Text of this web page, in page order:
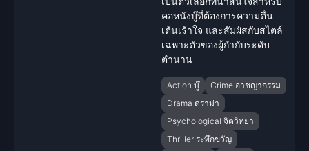
คอหนังบู๊ที่ต้องการความตื่น
เต้นเร้าใจ และสัมผัสกับสไตล์
เฉพาะตัวของผู้กำกับระดับ
ตำนาน
Action บู๊
Crime อาชญากรรม
Drama ดราม่า
Psychological จิตวิทยา
Thriller ระทึกขวัญ